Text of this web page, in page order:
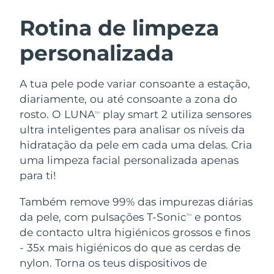
Rotina de limpeza
personalizada
A tua pele pode variar consoante a estação,
diariamente, ou até consoante a zona do
rosto. O LUNATM
play smart 2 utiliza sensores
ultra inteligentes para analisar os níveis da
hidratação da pele em cada uma delas. Cria
uma limpeza facial personalizada apenas
para ti!
Também remove 99% das impurezas diárias
da pele, com pulsações T-SonicTM
e pontos
de contacto ultra higiénicos grossos e finos
- 35x mais higiénicos do que as cerdas de
nylon. Torna os teus dispositivos de
LUNA™ 4 kit
Anti-aging massage
LUNA™ 4 Plus
LUNA™ 4 Men
For men, anti-aging massage
BEAR™ 2 kit
Microcurrent toning
BEAR™ 2 go
BEAR™ 2 eyes & lips
Microcurrent line smoothing device
Hidratação
UFO™ 3 kit
UFO™ 3 LED
Near-infrared and red light therapy
device
Cuidado oral
issa™ 4 plus
Smart hybrid silicone sonic toothbrush
TRATAMENTO ANTIENVELHECIMENTO
FAQ™
Antienvelhecimento Tratamentos LED
NEW
Áustria
Barein Entrega prevista
Bélgica
Bermudas Entrega prevista8/17/26
Bósnia e
Herzegovina
Entrega prevista 8/14/26
Brunei
Bulgária Entrega prevista8/11/26
Canadá Entrega prevista8/15/26
Chile Entrega prevista